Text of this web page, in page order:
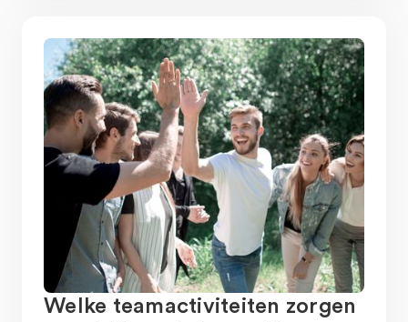
Welke teamactiviteiten zorgen